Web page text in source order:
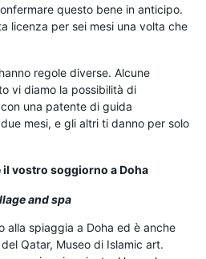
questo bene in anticipo.
licenza per sei mesi una volta che
regole diverse. Alcune
vi diamo la possibilità di
una patente di guida
mesi, e gli altri ti danno per solo
vostro soggiorno a Doha
and spa
alla spiaggia a Doha ed è anche
Qatar, Museo di Islamic art.